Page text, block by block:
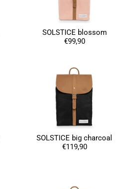
SOLSTICE blossom
€99,90
SOLSTICE big charcoal
€119,90